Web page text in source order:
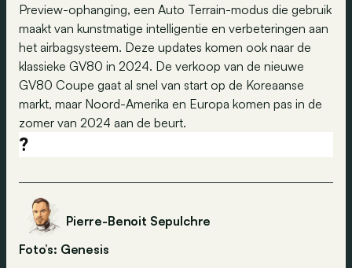
Preview-ophanging, een Auto Terrain-modus die gebruik
maakt van kunstmatige intelligentie en verbeteringen aan
het airbagsysteem. Deze updates komen ook naar de
klassieke GV80 in 2024. De verkoop van de nieuwe
GV80 Coupe gaat al snel van start op de Koreaanse
markt, maar Noord-Amerika en Europa komen pas in de
zomer van 2024 aan de beurt.
?
Pierre-Benoit Sepulchre
Foto’s: Genesis